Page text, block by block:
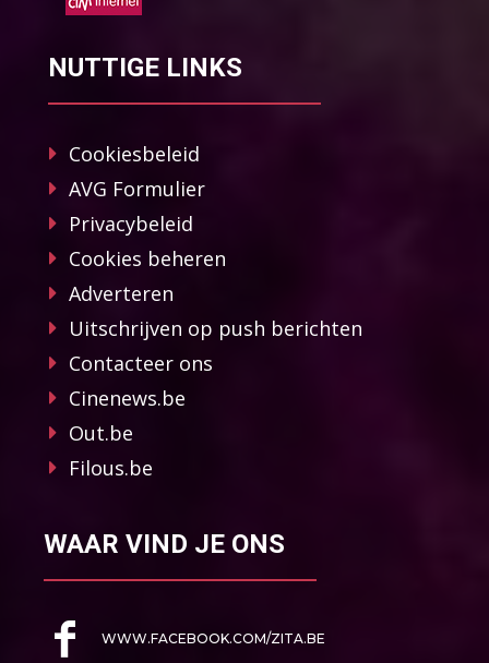
NUTTIGE LINKS
Cookiesbeleid
AVG Formulier
Privacybeleid
Cookies beheren
Adverteren
Uitschrijven op push berichten
Contacteer ons
Cinenews.be
Out.be
Filous.be
WAAR VIND JE ONS
WWW.FACEBOOK.COM/ZITA.BE